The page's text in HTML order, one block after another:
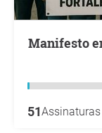
Manifesto em Defesa dos Professores
51Assinaturas